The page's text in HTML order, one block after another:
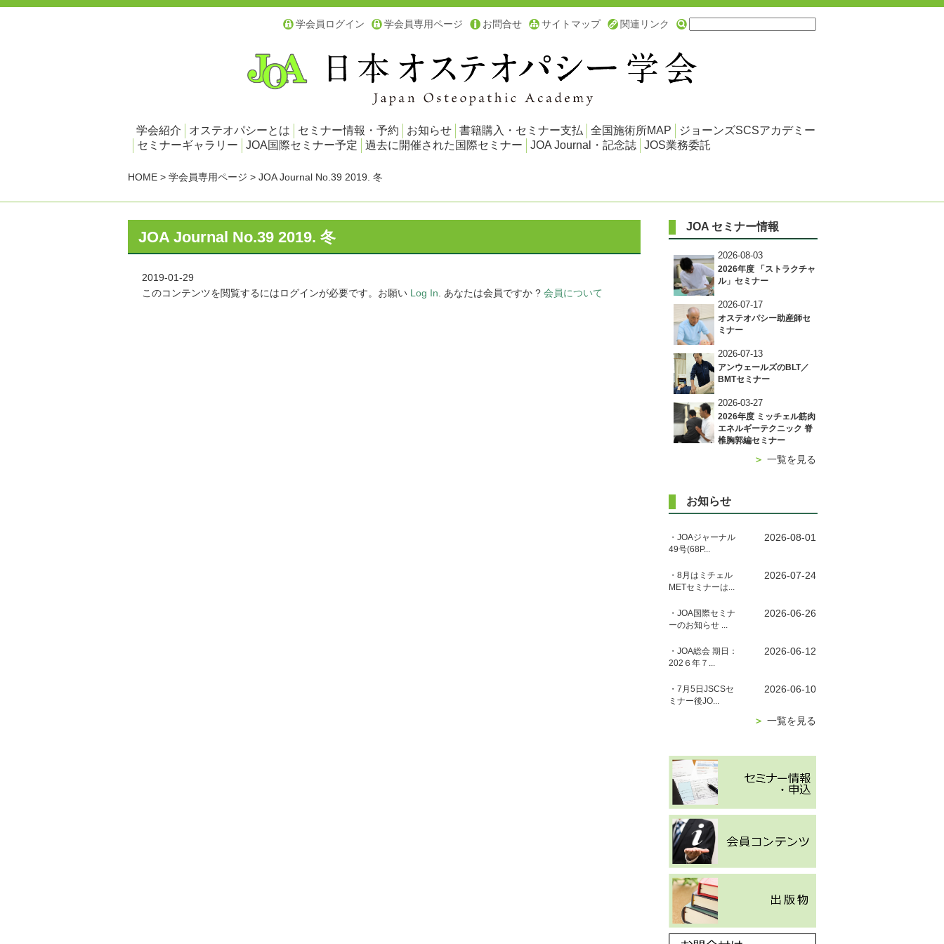
関連リンク
サイトマップ
お問合せ
学会員専用ページ
学会員ログイン
学会紹介 オステオパシーとは セミナー情報・予約 お知らせ 書籍購入・セミナー支払 全国施術所MAP
ジョーンズSCSアカデミー
セミナーギャラリー
JOA国際セミナー予定 過去に開催された国際セミナー JOA Journal・記念誌 JOS業務委託
HOME > 学会員専用ページ > JOA Journal No.39 2019. 冬
JOA Journal No.39 2019. 冬
2019-01-29
このコンテンツを閲覧するにはログインが必要です。お願い Log In . あなたは会員ですか ? 会員について
JOA セミナー情報
2026-08-03
2026年度 「ストラクチャ
ル」セミナー
2026-07-17
オステオパシー助産師セ
ミナー
2026-07-13
アンウェールズのBLT／
BMTセミナー
2026-03-27
2026年度 ミッチェル筋肉
エネルギーテクニック 脊
椎胸郭編セミナー
＞ 一覧を見る
お知らせ
・JOAジャーナル
49号(68P...
2026-08-01
・8月はミチェル
METセミナーは...
2026-07-24
・JOA国際セミナ
ーのお知らせ ...
2026-06-26
・JOA総会 期日：
202６年７...
2026-06-12
・7月5日JSCSセ
ミナー後JO...
2026-06-10
＞ 一覧を見る